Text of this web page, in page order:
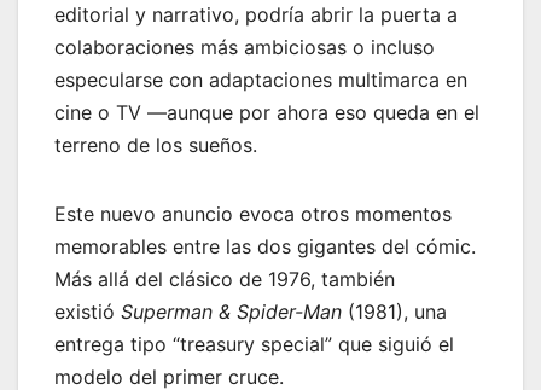
editorial y narrativo, podría abrir la puerta a
colaboraciones más ambiciosas o incluso
especularse con adaptaciones multimarca en
cine o TV —aunque por ahora eso queda en el
terreno de los sueños.
Este nuevo anuncio evoca otros momentos
memorables entre las dos gigantes del cómic.
Más allá del clásico de 1976, también
existió Superman & Spider-Man (1981), una
entrega tipo “treasury special” que siguió el
modelo del primer cruce.